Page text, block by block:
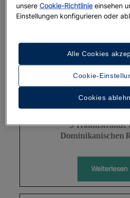
9 Traumstrände
Dominikanischen
Weiterlesen
unsereCookie-Richtlinie einsehen
Einstellungen konfigurieren oder
Cookie-
Cookies
Alle Cookies